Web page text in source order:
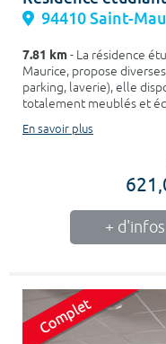
94410 Saint-
7.81 km- La résidence
Maurice, propose
parking, laverie), elle
totalement meublés et
En savoir plus
+ d'infos